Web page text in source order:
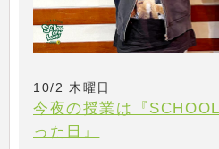
10/2 木曜日
今夜の授業は『
った日』